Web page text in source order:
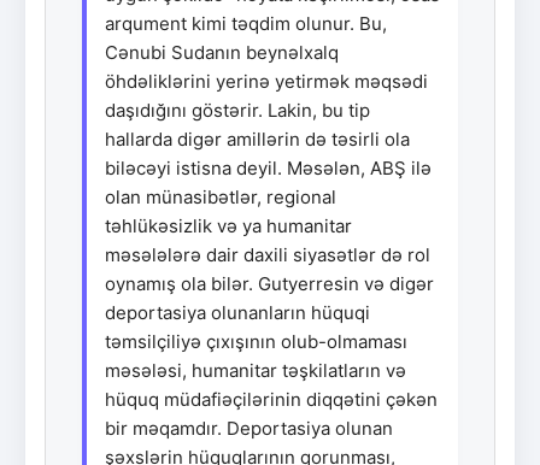
arqument kimi təqdim olunur. Bu,
Cənubi Sudanın beynəlxalq
öhdəliklərini yerinə yetirmək məqsədi
daşıdığını göstərir. Lakin, bu tip
hallarda digər amillərin də təsirli ola
biləcəyi istisna deyil. Məsələn, ABŞ ilə
olan münasibətlər, regional
təhlükəsizlik və ya humanitar
məsələlərə dair daxili siyasətlər də rol
oynamış ola bilər. Gutyerresin və digər
deportasiya olunanların hüquqi
təmsilçiliyə çıxışının olub-olmaması
məsələsi, humanitar təşkilatların və
hüquq müdafiəçilərinin diqqətini çəkən
bir məqamdır. Deportasiya olunan
şəxslərin hüquqlarının qorunması,